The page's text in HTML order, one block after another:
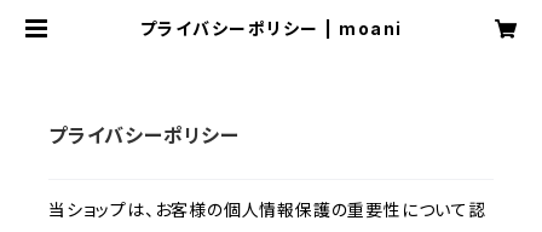
プライバシーポリシー | moani
プライバシーポリシー
当ショップは、お客様の個人情報保護の重要性について認